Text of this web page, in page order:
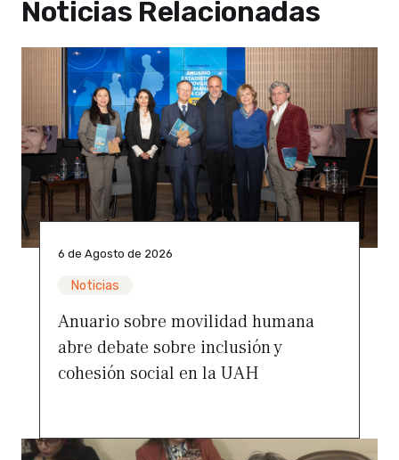
Noticias Relacionadas
6 de Agosto de 2026
Noticias
Anuario sobre movilidad humana
abre debate sobre inclusión y
cohesión social en la UAH